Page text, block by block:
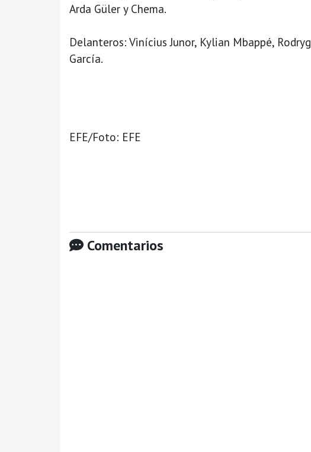
Arda Güler y Chema.
Delanteros: Vinícius Junor, Kylian Mbappé,
García.
EFE/Foto: EFE
Comentarios